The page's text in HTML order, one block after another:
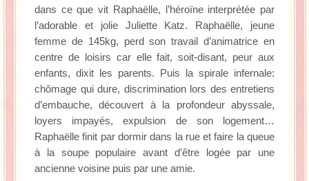
dans ce que vit Raphaëlle, l’héroïne interprétée par
l’adorable et jolie Juliette Katz. Raphaëlle, jeune
femme de 145kg, perd son travail d’animatrice en
centre de loisirs car elle fait, soit-disant, peur aux
enfants, dixit les parents. Puis la spirale infernale:
chômage qui dure, discrimination lors des entretiens
d’embauche, découvert à la profondeur abyssale,
loyers impayés, expulsion de son logement…
Raphaëlle finit par dormir dans la rue et faire la queue
à la soupe populaire avant d’être logée par une
ancienne voisine puis par une amie.